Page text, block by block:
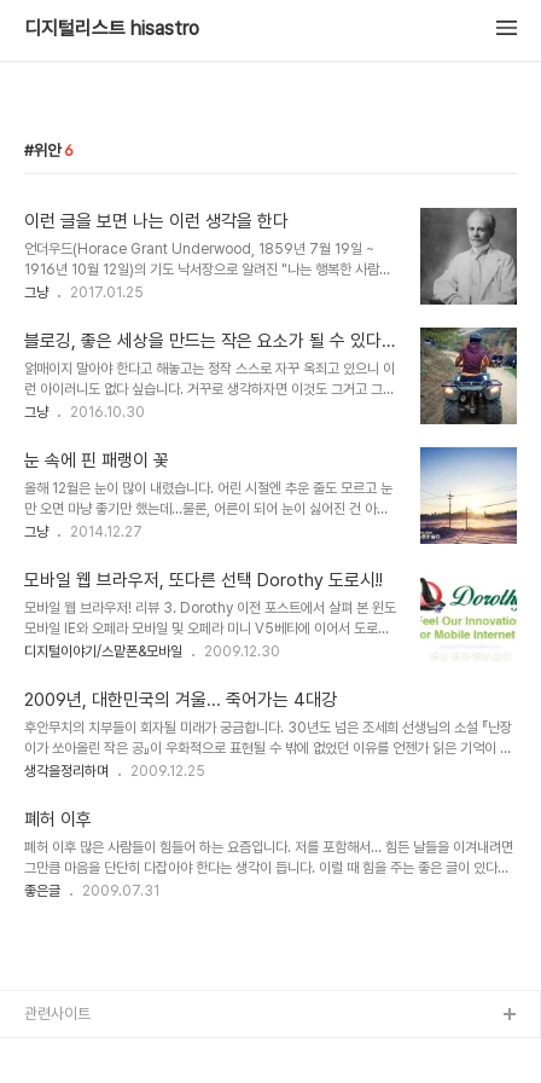
디지털리스트 hisastro
위안 6
이런 글을 보면 나는 이런 생각을 한다
언더우드(Horace Grant Underwood, 1859년 7월 19일 ~
1916년 10월 12일)의 기도 낙서장으로 알려진 "나는 행복한 사람입
니다"라는 글귀가 있죠. 아마도 이 글을 접했던 다수는 감동적으로 느
내 시각이 비뚤어졌다 생각하지는 않습니다. ▲ 한국 최초 장로교 전
도 목회선교사이자 연세대학교의 설립자Horace Grant
Underwood 혹, 못 보셨을지 모를 분들이 있을지 모르니...먼저 보
고 생각해보시라는 의미로 아래에 그 글을 첨부합니다. “걸을 수만 있
다면,더 큰 복은 바라지 않겠습니다.”누군가는 지금 그렇게 기도를 합
그렇게 기도..
그냥 2017.01.25
블로깅, 좋은 세상을 만드는 작은 요소가 될 수 있다는
생각
얽매이지 말아야 한다고 해놓고는 정작 스스로 자꾸 옥죄고 있으니 이
런 아이러니도 없다 싶습니다. 거꾸로 생각하자면 이것도 그거고 그것
도 이것일 수 있다 생각합니다만... 지난 주 이틀간 외부 행사에 다녀왔
이런 여유(?)를 즐긴다는 것이 저 스스로의 생각에도 못마땅한 일인
데... 나름대로 생각의 공유와 전파를 했다고 자위하며 그러려니 하고
있습니다. ▲ 이벤트 중 하나는 ATV(All Terrain Vehicle)를 탔던
건데... 이건 정말 재밌더군요. ^^ 문제는 그렇게 다녀온 길이 몸에 무
리가 좀 갔다는 신호를 홀로 느낀다는 겁니다. 힘들단 얘기죠. 또 하나
멀어져..
그냥 2016.10.30
눈 속에 핀 패랭이 꽃
올해 12월은 눈이 많이 내렸습니다. 어린 시절엔 추운 줄도 모르고 눈
만 오면 마냥 좋기만 했는데...물론, 어른이 되어 눈이 싫어진 건 아니
고, 단지 내린 눈에 의해 불편함을 초래하기 때문에 마냥 좋은 느낌 그
시골에 이사를 온 이후로 겨울에 내리는 눈은 더욱 고민될 수 밖에 없
는 현실이기도 한데... 그래도 눈 내린 시골 마을의 풍경이 좋아서 위로
가 되기도 합니다. 남향으로 탁 트인 곳이거든요. 몇 일 전에도 많은 눈
이 내렸습니다.눈을 치우기 위해 완전 무장을 하고 눈을 치우는데... 눈
속에 핀 꽃 한송이가 보입니다. 그런데, 그 눈 속에 꽃이 너무도 예쁘게
그냥 2014.12.27
모바일 웹 브라우저, 또다른 선택 Dorothy 도로시!!
모바일 웹 브라우저! 리뷰 3. Dorothy 이전 포스트에서 살펴 본 윈도
모바일 IE와 오페라 모바일 및 오페라 미니 V5베타에 이어서 도로시
모바일 웹 브라우저에 대해 개인적인 사용 경험을 바탕으로 성능 및 기
하나의 모바일 웹 브라우저! Webkit기반의 도로시!! 내용이 내용이다
보니 가볍게 살펴본다고 생각하고 시작했는데, 일부 부담이 붙어버린
글이 되어 버렸습니다. 그런 까닭에 본이 아니게 글의 진행에 있어 속
도가 느려진 점이나 약속과 다르게 살펴보고자 했던 프로그램에 대한
내용을 다루지 못하고 다음으로 미루게 된 부분도 생기게 된 듯 합니
간이 조금 걸리더라도 마무리..
디지털이야기/스맡폰&모바일 2009.12.30
2009년, 대한민국의 겨울... 죽어가는 4대강
후안무치의 치부들이 회자될 미래가 궁금합니다. 30년도 넘은 조세희 선생님의 소설 『난장
이가 쏘아올린 작은 공』이 우화적으로 표현될 수 밖에 없었던 이유를 언젠가 읽은 기억이 있
습니다. 그건... 세상이 흉흉해지고 왜곡된 힘이 창궐하게 되면 힘 없는 미물과 같은 민초들은
짖는다는 의미였습니다. ▲ 난장이가 쏘아올린 작은 공 워낙 헤게모니로 온통 둘러싸인 현세
인지라 무엇이 맞고 틀린지 구분할 길이 막연한 것도 사실이지만, 중요한 건 마음이 가는 곳
은 따로 있는 게 아닌가 싶습니다. 정말 아니다 싶은데에는 분명 이유가 있고, 그 근거있는 목
소리들의 모습들은 한결같이 근본적인 사람과 자연, 그 세상을 향하고 있다는 사실..
생각을정리하며 2009.12.25
폐허 이후
폐허 이후 많은 사람들이 힘들어 하는 요즘입니다. 저를 포함해서... 힘든 날들을 이겨내려면
그만큼 마음을 단단히 다잡아야 한다는 생각이 듭니다. 이럴 때 힘을 주는 좋은 글이 있다
면... 조금이나마 마음의 위안이 되지 않을까 싶습니다. 그 중 도종환 선생님의 좋은 글이 있
좋은글 2009.07.31
관련사이트